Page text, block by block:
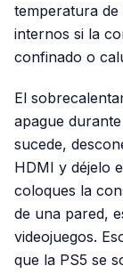
temperatura
internos si la
confinado o
El
apague
sucede,
HDMI y déjelo
coloques la
de una pared,
videojuegos.
que la PS5 se